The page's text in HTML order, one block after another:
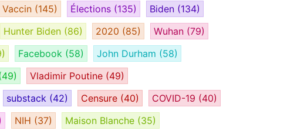
Vaccin (145) Élections (135) Biden (134)
Hunter Biden (86) 2020 (85) Wuhan (79)
Facebook (58) John Durham (58)
Vladimir Poutine (49)
substack (42) Censure (40) COVID-19 (40)
NIH (37) Maison Blanche (35)